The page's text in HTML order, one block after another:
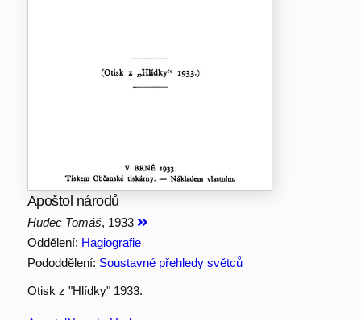
Apoštol národů
Hudec Tomáš, 1933
Oddělení: Hagiografie
Pododdělení: Soustavné přehledy světců
Otisk z "Hlídky" 1933.